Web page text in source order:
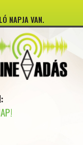
NAPJA VAN.